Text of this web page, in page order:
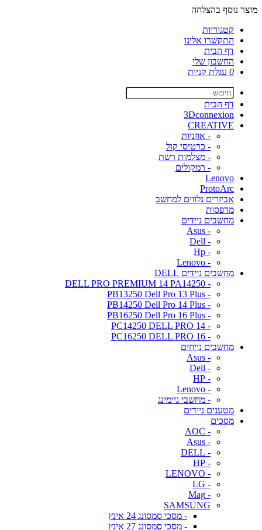
מוצר נוסף בהצלחה
קטגוריות
התקשרו אלינו
דף הבית
החשבון שלי
0 עגלת קניות
דף הבית
3Dconnexion
CREATIVE
- אוזניות
- כרטיסי קול
- מצלמות רשת
- רמקולים
Lenovo
ProtoArc
אביזרים נלווים למחשב
מדפסות
מחשבים ניידים
- Asus
- Dell
- Hp
- Lenovo
מחשבים ניידים DELL
- DELL PRO PREMIUM 14 PA14250
- PB13250 Dell Pro 13 Plus
- PB14250 Dell Pro 14 Plus
- PB16250 Dell Pro 16 Plus
- PC14250 DELL PRO 14
- PC16250 DELL PRO 16
מחשבים נייחים
- Asus
- Dell
- HP
- Lenovo
- מחשבי גיימינג
מטענים ניידים
מסכים
- AOC
- Asus
- DELL
- HP
- LENOVO
- LG
- Mag
SAMSUNG
- מסכי סמסונג 24 אינץ
- מסכי סמסונג 27 אינץ